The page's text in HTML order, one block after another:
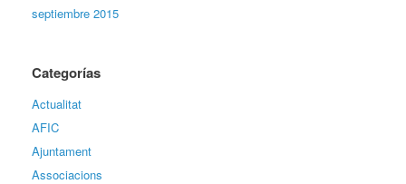
septiembre 2015
Categorías
Actualitat
AFIC
Ajuntament
Associacions